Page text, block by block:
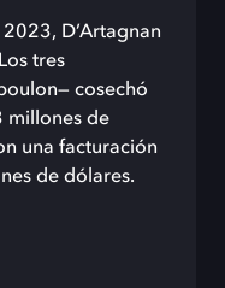
D’Artagnan
tres
cosechó
millones de
una facturación
de dólares.